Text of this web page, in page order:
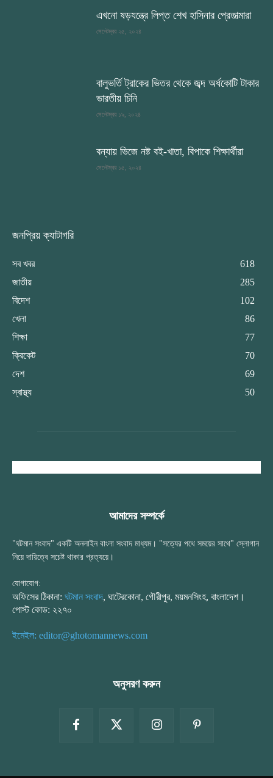
এখনো ষড়যন্ত্রে লিপ্ত শেখ হাসিনার প্রেতাত্মারা
সেপ্টেম্বর ২৫, ২০২৪
বালুভর্তি ট্রাকের ভিতর থেকে জব্দ অর্ধকোটি টাকার
ভারতীয় চিনি
সেপ্টেম্বর ১৯, ২০২৪
বন্যায় ভিজে নষ্ট বই-খাতা, বিপাকে শিক্ষার্থীরা
সেপ্টেম্বর ১৫, ২০২৪
জনপ্রিয় ক্যাটাগরি
সব খবর
618
জাতীয়
285
বিদেশ
102
খেলা
86
শিক্ষা
77
ক্রিকেট
70
দেশ
69
স্বাস্থ্য
50
আমাদের সম্পর্কে
"ঘটমান সংবাদ" একটি অনলাইন বাংলা সংবাদ মাধ্যম। "সত্যের পথে সময়ের সাথে" স্লোগান
নিয়ে দায়িত্বে সচেষ্ট থাকার প্রত্যয়ে।
যোগাযোগ:
অফিসের ঠিকানা: ঘটমান সংবাদ, ঘাটেরকোনা, গৌরীপুর, ময়মনসিংহ, বাংলাদেশ।
পোস্ট কোড: ২২৭০
ইমেইল: editor@ghotomannews.com
অনুসরণ করুন